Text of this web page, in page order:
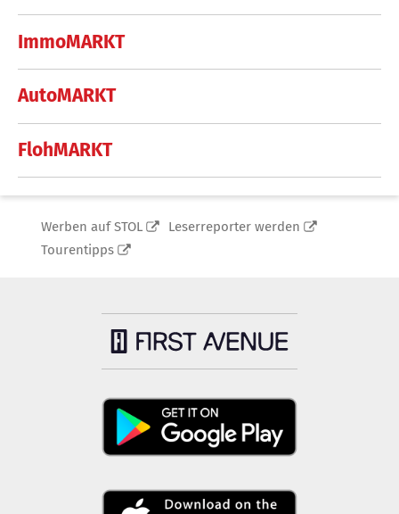
ImmoMARKT
AutoMARKT
FlohMARKT
Werben auf STOL
Leserreporter werden
Tourentipps